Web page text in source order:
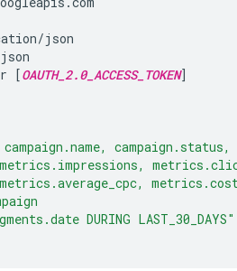
json
[OAUTH_2.0_ACCESS_TOKEN]
campaign.name,
DURING LAST_30_DAYS"